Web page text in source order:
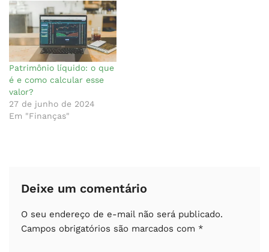
Patrimônio líquido: o que
é e como calcular esse
valor?
27 de junho de 2024
Em "Finanças"
Deixe um comentário
O seu endereço de e-mail não será publicado.
Campos obrigatórios são marcados com *